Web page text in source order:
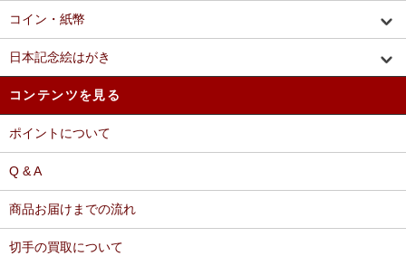
コイン・紙幣
日本記念絵はがき
コンテンツを見る
ポイントについて
Q & A
商品お届けまでの流れ
切手の買取について